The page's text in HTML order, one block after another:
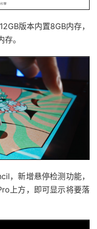
版本内置8GB内存，
。
，新增悬停检测功能，
上方，即可显示将要落